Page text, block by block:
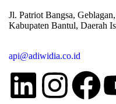
Jl. Patriot Bangsa,
Kabupaten Bantul, Daerah
api@adiwidia.co.id